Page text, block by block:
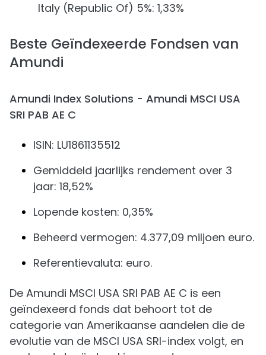
Italy (Republic Of) 5%: 1,33%
Beste Geïndexeerde Fondsen van
Amundi
Amundi Index Solutions - Amundi MSCI USA
SRI PAB AE C
ISIN: LU1861135512
Gemiddeld jaarlijks rendement over 3
jaar: 18,52%
Lopende kosten: 0,35%
Beheerd vermogen: 4.377,09 miljoen euro.
Referentievaluta: euro.
De Amundi MSCI USA SRI PAB AE C is een
geïndexeerd fonds dat behoort tot de
categorie van Amerikaanse aandelen die de
evolutie van de MSCI USA SRI-index volgt, en